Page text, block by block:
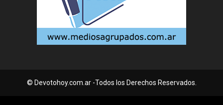
© Devotohoy.com.ar -Todos los Derechos Reservados.